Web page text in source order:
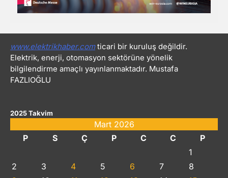
www.elektrikhaber.comticari bir kuruluş değildir.
Elektrik, enerji, otomasyon sektörüne yönelik
bilgilendirme amaçlı yayınlanmaktadır. Mustafa
FAZLIOĞLU
2025 Takvim
Mart 2026
P
S Ç P C C
P
1
2
3 4 5 6 7
8